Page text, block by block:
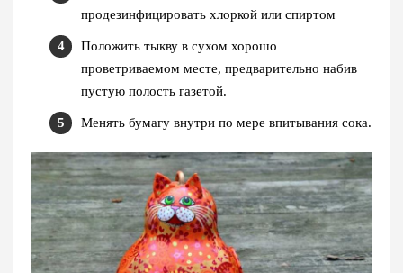
продезинфицировать хлоркой или спиртом
Положить тыкву в сухом хорошо
проветриваемом месте, предварительно набив
пустую полость газетой.
Менять бумагу внутри по мере впитывания сока.